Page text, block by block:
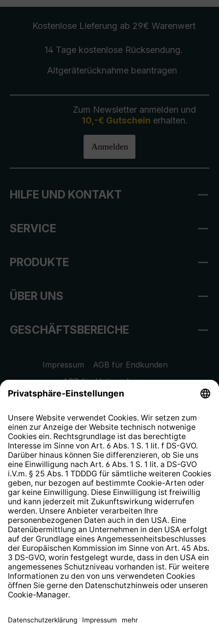
Kostenlose Lieferung ab 29€ Warenwert
14 Tage kostenlose Rücksendung.
Altgeräterücknahmebeantragen
Zum Newsletter anmelden und
10,-€ Gutschein erhalten.
Anmelden
HILFE UND KONTAKT
SERVICE
PRODUKTE
ÜBER UNS
GESCHÄFTSBEREICHE
Impressum
AGB für Endkunden
AGB für Unternehmen
Datenschutzhinweis
Widerrufsrecht
Hinweisgeberschutzsystem
Barrierefreiheit
* Alle Preise inkl. gesetzl. Mehrwertsteuer zzgl.
anders angegeben.